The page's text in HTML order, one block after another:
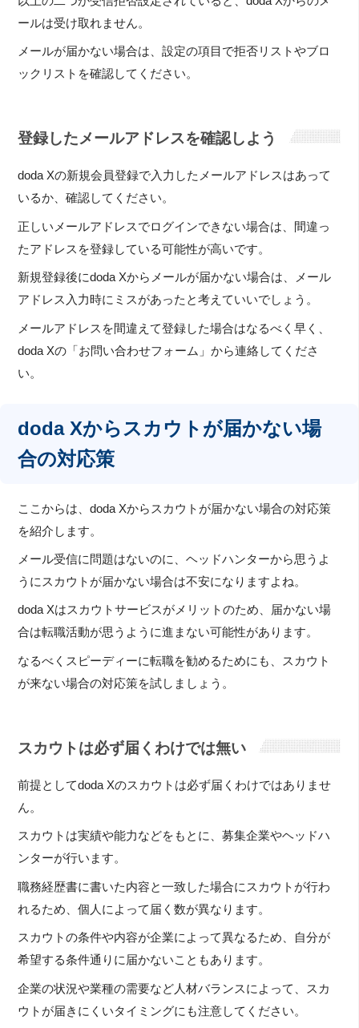
ールは受け取れません。
メールが届かない場合は、設定の項目で拒否リストやブロ
ックリストを確認してください。
登録したメールアドレスを確認しよう
doda Xの新規会員登録で入力したメールアドレスはあって
いるか、確認してください。
正しいメールアドレスでログインできない場合は、間違っ
たアドレスを登録している可能性が高いです。
新規登録後にdoda Xからメールが届かない場合は、メール
アドレス入力時にミスがあったと考えていいでしょう。
メールアドレスを間違えて登録した場合はなるべく早く、
doda Xの「お問い合わせフォーム」から連絡してくださ
い。
doda Xからスカウトが届かない場
合の対応策
ここからは、doda Xからスカウトが届かない場合の対応策
を紹介します。
メール受信に問題はないのに、ヘッドハンターから思うよ
うにスカウトが届かない場合は不安になりますよね。
doda Xはスカウトサービスがメリットのため、届かない場
合は転職活動が思うように進まない可能性があります。
なるべくスピーディーに転職を勧めるためにも、スカウト
が来ない場合の対応策を試しましょう。
スカウトは必ず届くわけでは無い
前提としてdoda Xのスカウトは必ず届くわけではありませ
ん。
スカウトは実績や能力などをもとに、募集企業やヘッドハ
ンターが行います。
職務経歴書に書いた内容と一致した場合にスカウトが行わ
れるため、個人によって届く数が異なります。
スカウトの条件や内容が企業によって異なるため、自分が
希望する条件通りに届かないこともあります。
企業の状況や業種の需要など人材バランスによって、スカ
ウトが届きにくいタイミングにも注意してください。